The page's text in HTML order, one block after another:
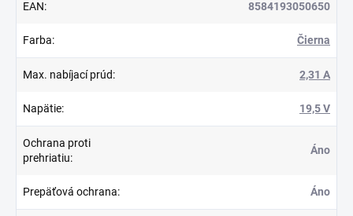
EAN: 8584193050650
Farba: Čierna
Max. nabíjací prúd: 2,31 A
Napätie: 19,5 V
Ochrana proti
prehriatiu:
Áno
Prepäťová ochrana: Áno